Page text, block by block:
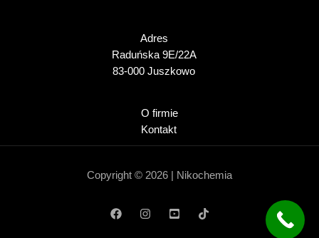
Adres
Raduńska 9E/22A
83-000 Juszkowo
O firmie
Kontakt
Copyright © 2026 | Nikochemia